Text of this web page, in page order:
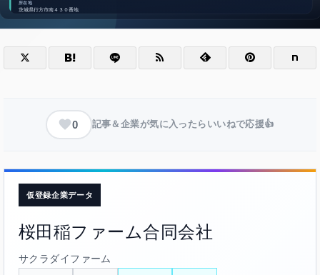
0 記事＆企業が気に入ったらいいねで応援👍
仮登録企業データ
桜田稲ファーム合同会社
サクラダイファーム